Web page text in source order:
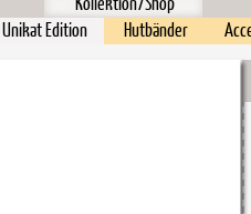
Unikat Edition Hutbänder